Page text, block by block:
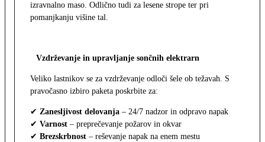
izravnalno maso. Odlično tudi za lesene strope ter pri
pomanjkanju višine tal.
Vzdrževanje in upravljanje sončnih elektrarn
Veliko lastnikov se za vzdrževanje odloči šele ob težavah. S
pravočasno izbiro paketa poskrbite za:
✔ Zanesljivost delovanja – 24/7 nadzor in odpravo napak
✔ Varnost – preprečevanje požarov in okvar
✔ Brezskrbnost – reševanje napak na enem mestu